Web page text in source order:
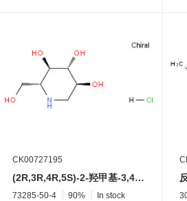
CK00727195
(2R,3R,4R,5S)-2-羟甲基-3,4,5-三羟基哌啶盐酸盐
73285-50-4 90% In stock